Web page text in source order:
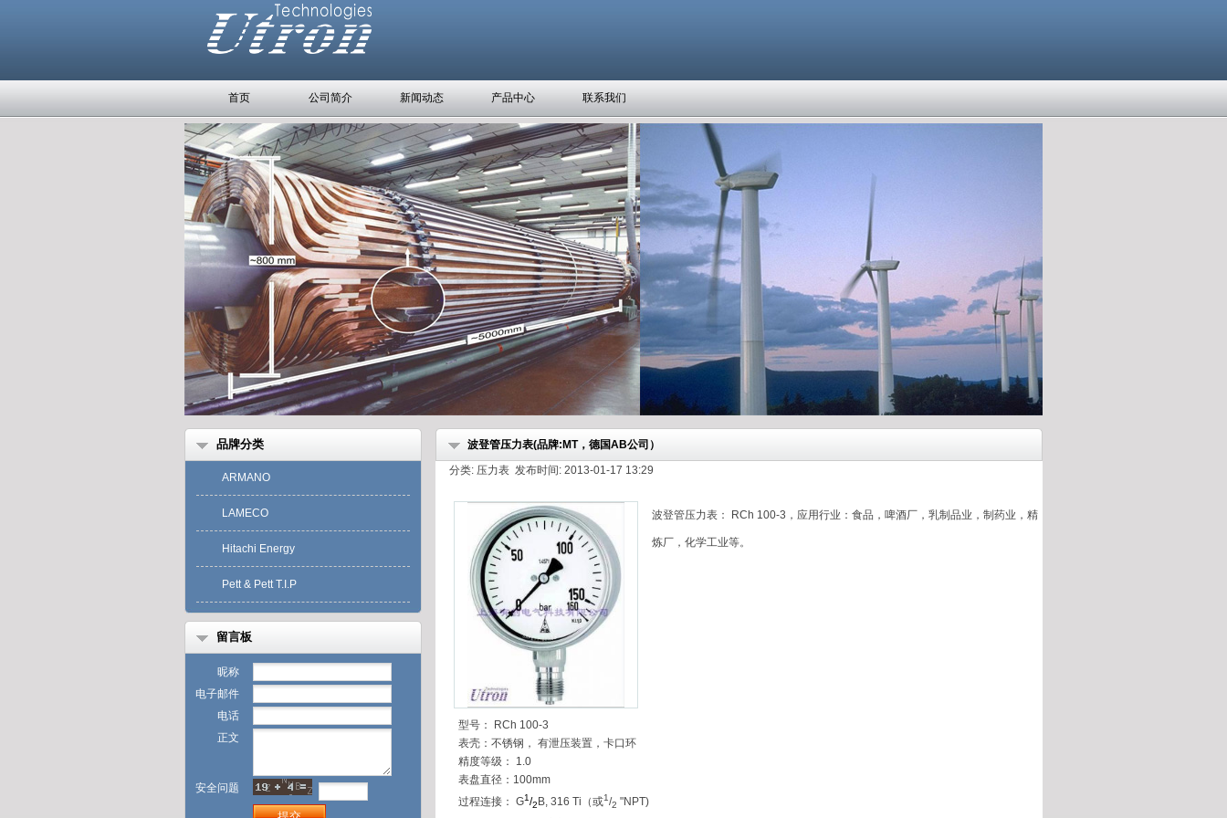
首页 公司简介 新闻动态 产品中心 联系我们
波登管压力表(品牌:MT，德国AB公司）
分类: 压力表 发布时间: 2013-01-17 13:29
波登管压力表： RCh 100-3，应用行业：食品，啤酒厂，乳制品业，制药业，精
炼厂，化学工业等。
型号： RCh 100-3
表壳：不锈钢， 有泄压装置，卡口环
精度等级： 1.0
表盘直径：100mm
过程连接： G1/2 B, 316 Ti（或1/2 "NPT)
品牌分类
ARMANO
LAMECO
Hitachi Energy
Pett & Pett T.I.P
留言板
昵称
电子邮件
电话
正文
安全问题